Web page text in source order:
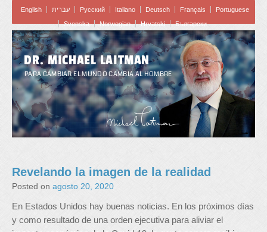
English עברית Pусский Italiano Deutsch Français
Portuguese
Svenska
Norwegian Hrvatski Български
DR. MICHAEL LAITMAN
PARA CAMBIAR EL MUNDO CAMBIA AL HOMBRE
Revelando la imagen de la realidad
Posted on agosto 20, 2020
En Estados Unidos hay buenas noticias. En los próximos días
y como resultado de una orden ejecutiva para aliviar el